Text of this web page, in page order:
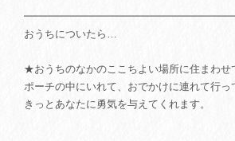
おうちについたら…
★おうちのなかのここちよい場所に住まわせ
ポーチの中にいれて、おでかけに連れて行っ
きっとあなたに勇気を与えてくれます。